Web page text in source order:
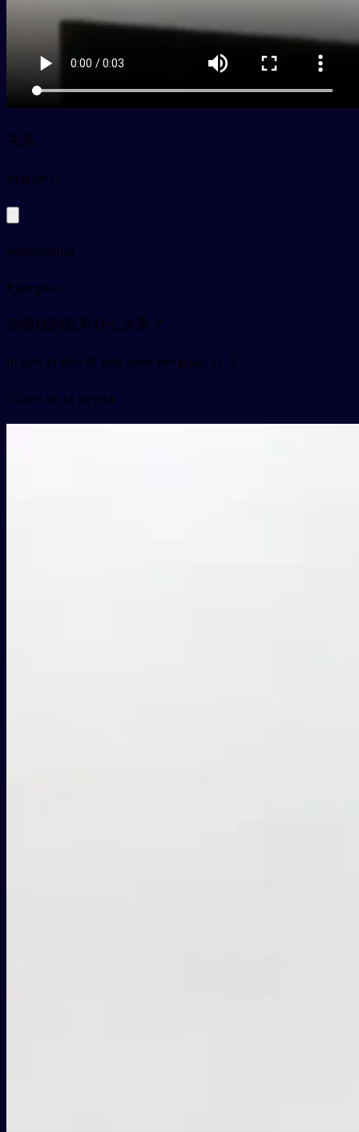
关系
pyguānxi
relationship
Ejemplos
你跟他到底有什么关系？
nǐ gēn tā dào dǐ yǒu shén me guān xi ？
Vídeo de la tarjeta